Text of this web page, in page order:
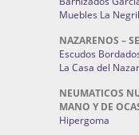
Muebles La
NAZARENOS –
Escudos
La Casa del
NEUMATICOS
MANO Y DE
Hipergoma